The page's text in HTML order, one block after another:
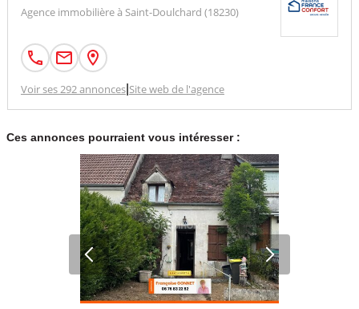
Agence immobilière à Saint-Doulchard (18230)
Voir ses 292 annonces| Site web de l'agence
Ces annonces pourraient vous intéresser :